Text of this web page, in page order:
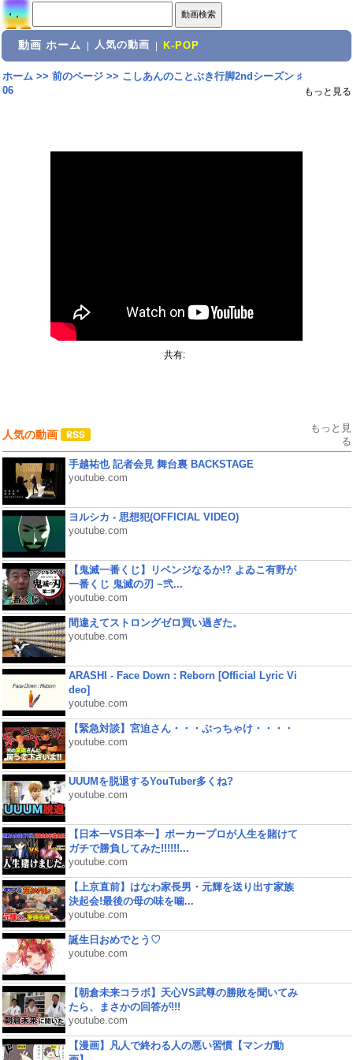
動画 ホーム 人気の動画 K-POP
ホーム>> 前のページ>> こしあんのことぶき行脚2ndシーズン ♯
06
もっと見る
共有:
人気の動画
もっと見
る
手越祐也 記者会見 舞台裏 BACKSTAGE
youtube.com
ヨルシカ - 思想犯(OFFICIAL VIDEO)
youtube.com
【鬼滅一番くじ】リベンジなるか!? よゐこ有野が
一番くじ 鬼滅の刃 ~弐...
youtube.com
間違えてストロングゼロ買い過ぎた。
youtube.com
ARASHI - Face Down : Reborn [Official Lyric Vi
deo]
youtube.com
【緊急対談】宮迫さん・・・ぶっちゃけ・・・・
youtube.com
UUUMを脱退するYouTuber多くね?
youtube.com
【日本一VS日本一】ポーカープロが人生を賭けて
ガチで勝負してみた!!!!!!...
youtube.com
【上京直前】はなわ家長男・元輝を送り出す家族
決起会!最後の母の味を噛...
youtube.com
誕生日おめでとう♡
youtube.com
【朝倉未来コラボ】天心VS武尊の勝敗を聞いてみ
たら、まさかの回答が!!!
youtube.com
【漫画】凡人で終わる人の悪い習慣【マンガ動